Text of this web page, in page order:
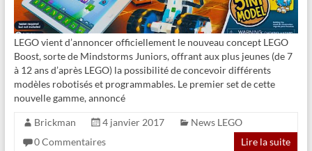
LEGO vient d’annoncer officiellement le nouveau concept LEGO
Boost, sorte de Mindstorms Juniors, offrant aux plus jeunes (de 7
à 12 ans d’après LEGO) la possibilité de concevoir différents
modèles robotisés et programmables. Le premier set de cette
nouvelle gamme, annoncé
Brickman 4 janvier 2017
News LEGO
0 Commentaires
Lire la suite